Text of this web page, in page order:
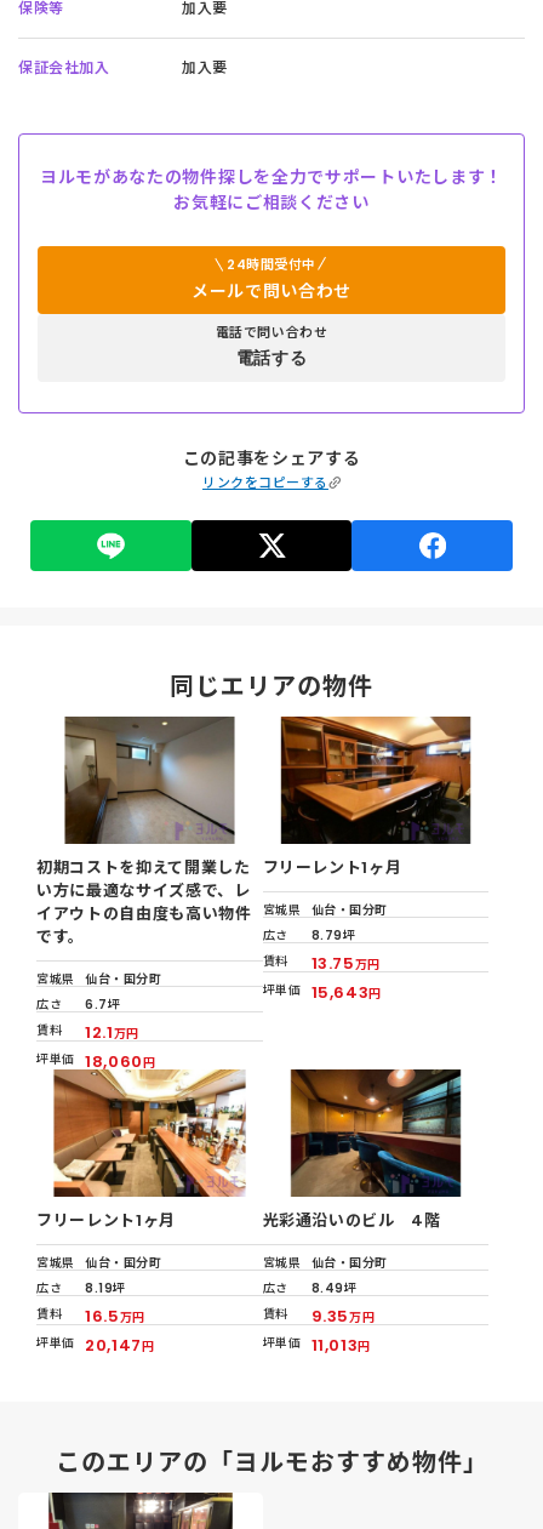
保険等 加入要
保証会社加入 加入要
ヨルモがあなたの物件探しを全力でサポートいたします！
お気軽にご相談ください
24時間受付中
メールで問い合わせ
電話で問い合わせ
電話する
この記事をシェアする
リンクをコピーする
同じエリアの物件
初期コストを抑えて開業した
い方に最適なサイズ感で、レ
イアウトの自由度も高い物件
です。
宮城県
仙台・国分町
広さ
6.7坪
賃料
12.1万円
坪単価 18,060円
フリーレント1ヶ月
宮城県
仙台・国分町
広さ
8.79坪
賃料
13.75万円
坪単価 15,643円
フリーレント1ヶ月
宮城県
仙台・国分町
広さ
8.19坪
賃料
16.5万円
坪単価
20,147円
光彩通沿いのビル 4階
宮城県
仙台・国分町
広さ
8.49坪
賃料
9.35万円
坪単価 11,013円
このエリアの「ヨルモおすすめ物件」